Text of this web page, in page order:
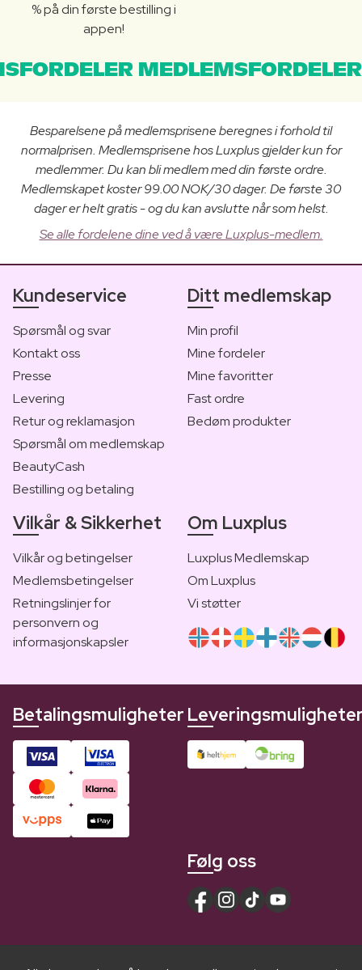
% på din første bestilling i
appen!
Besparelsene på medlemsprisene beregnes i forhold til
normalprisen. Medlemsprisene hos Luxplus gjelder kun for
medlemmer. Du kan bli medlem med din første ordre.
Medlemskapet koster 99.00 NOK/30 dager. De første 30
dager er helt gratis - og du kan avslutte når som helst.
Se alle fordelene dine ved å være Luxplus-medlem.
Kundeservice
Spørsmål og svar
Kontakt oss
Presse
Levering
Retur og reklamasjon
Spørsmål om medlemskap
BeautyCash
Bestilling og betaling
Ditt medlemskap
Min profil
Mine fordeler
Mine favoritter
Fast ordre
Bedøm produkter
Vilkår & Sikkerhet
Vilkår og betingelser
Medlemsbetingelser
Retningslinjer for
personvern og
informasjonskapsler
Om Luxplus
Luxplus Medlemskap
Om Luxplus
Vi støtter
Betalingsmuligheter
Følg oss